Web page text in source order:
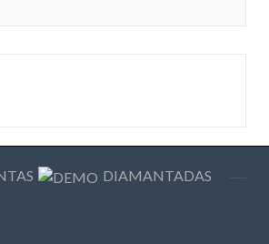
DIAMANTADAS